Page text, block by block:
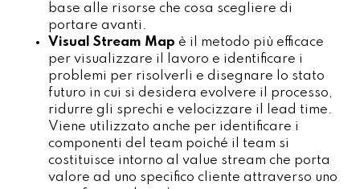
base alle risorse che cosa scegliere di
portare avanti.
Visual Stream Map è il metodo più efficace
per visualizzare il lavoro e identificare i
problemi per risolverli e disegnare lo stato
futuro in cui si desidera evolvere il processo,
ridurre gli sprechi e velocizzare il lead time.
Viene utilizzato anche per identificare i
componenti del team poiché il team si
costituisce intorno al value stream che porta
valore ad uno specifico cliente attraverso uno